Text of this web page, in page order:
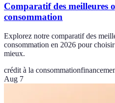
Comparatif des meilleures
consommation
Explorez notre comparatif des
consommation en 2026 pour
mieux.
crédit à la consommation
Aug 7